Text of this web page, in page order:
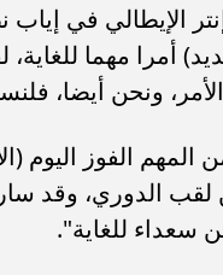
الإيطالي في إياب
أمرا مهما
ونحن أيضا،
المهم الفوز اليوم
لقب الدوري، وقد
سعداء للغاية".